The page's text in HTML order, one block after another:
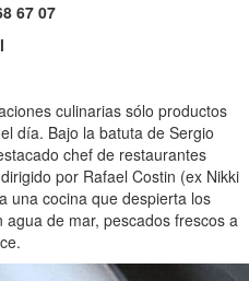
67 07
culinarias sólo productos
día. Bajo la batuta de Sergio
chef de restaurantes
por Rafael Costin (ex Nikki
una cocina que despierta los
de mar, pescados frescos a